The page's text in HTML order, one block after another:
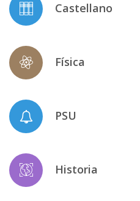
Castellano
Física
PSU
Historia